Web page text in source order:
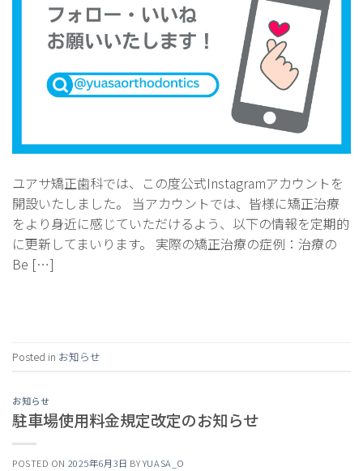
ユアサ矯正歯科では、この度公式Instagramアカウントを
開設いたしました。 当アカウントでは、皆様に矯正治療
をより身近に感じていただけるよう、以下の情報を定期的
に更新してまいります。 実際の矯正治療の症例：治療の
Be […]
Posted in お知らせ
お知らせ
駐車場使用料金規定改定のお知らせ
POSTED ON 2025年6月3日 BYYUASA_O